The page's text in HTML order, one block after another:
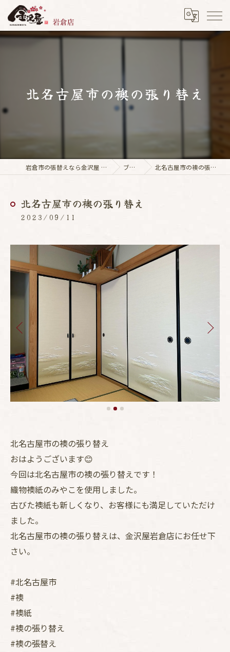
北名古屋市の襖の張り替え
岩倉市の張替えなら金沢屋 岩倉店 ブログ 北名古屋市の襖の張り替え
北名古屋市の襖の張り替え
2023/09/11
北名古屋市の襖の張り替え
おはようございます😊
今回は北名古屋市の襖の張り替えです！
織物襖紙のみやこを使用しました。
古びた襖紙も新しくなり、お客様にも満足していただけ
ました。
北名古屋市の襖の張り替えは、金沢屋岩倉店にお任せ下
さい。
#北名古屋市
#襖
#襖紙
#襖の張り替え
#襖の張替え